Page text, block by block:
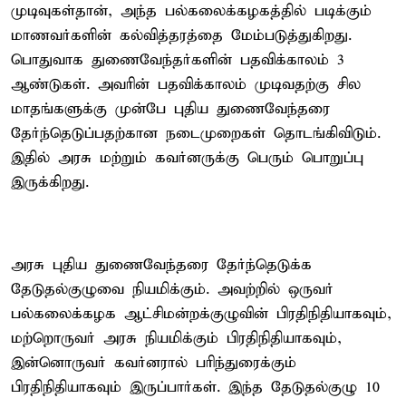
முடிவுகள்தான், அந்த பல்கலைக்கழகத்தில் படிக்கும்
மாணவர்களின் கல்வித்தரத்தை மேம்படுத்துகிறது.
பொதுவாக துணைவேந்தர்களின் பதவிக்காலம் 3
ஆண்டுகள். அவரின் பதவிக்காலம் முடிவதற்கு சில
மாதங்களுக்கு முன்பே புதிய துணைவேந்தரை
தேர்ந்தெடுப்பதற்கான நடைமுறைகள் தொடங்கிவிடும்.
இதில் அரசு மற்றும் கவர்னருக்கு பெரும் பொறுப்பு
இருக்கிறது.
அரசு புதிய துணைவேந்தரை தேர்ந்தெடுக்க
தேடுதல்குழுவை நியமிக்கும். அவற்றில் ஒருவர்
பல்கலைக்கழக ஆட்சிமன்றக்குழுவின் பிரதிநிதியாகவும்,
மற்றொருவர் அரசு நியமிக்கும் பிரதிநிதியாகவும்,
இன்னொருவர் கவர்னரால் பரிந்துரைக்கும்
பிரதிநிதியாகவும் இருப்பார்கள். இந்த தேடுதல்குழு 10